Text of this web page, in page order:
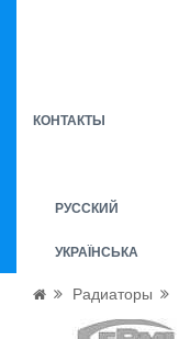
КОНТАКТЫ
РУССКИЙ
УКРАЇНСЬКА
Радиаторы